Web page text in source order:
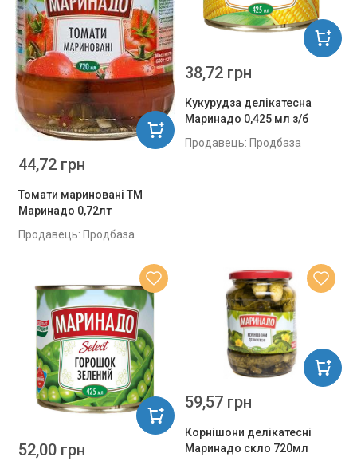
Томати мариновані ТМ
Маринадо 0,72лт
Продавець: Продбаза
44,72 грн
Кукурудза делікатесна
Маринадо 0,425 мл з/б
Продавець: Продбаза
38,72 грн
52,00 грн
Корнішони делікатесні
Маринадо скло 720мл
59,57 грн